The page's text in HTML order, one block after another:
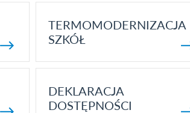
TERMOMODERNIZACJA
SZKÓŁ
DEKLARACJA
DOSTĘPNOŚCI